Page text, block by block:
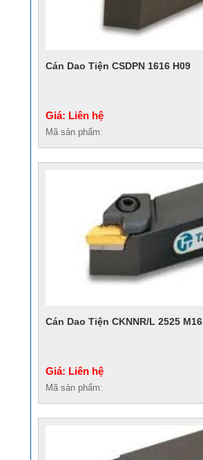
Cán Dao Tiện CSDPN 1616 H09
Giá: Liên hệ
Mã sản phẩm:
Cán Dao Tiện CKNNR/L 2525 M16
Giá: Liên hệ
Mã sản phẩm: